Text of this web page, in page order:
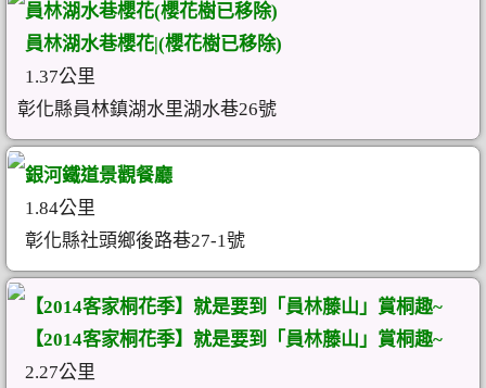
員林湖水巷櫻花(櫻花樹已移除)
員林湖水巷櫻花|(櫻花樹已移除)
1.37公里
彰化縣員林鎮湖水里湖水巷26號
銀河鐵道景觀餐廳
1.84公里
彰化縣社頭鄉後路巷27-1號
【2014客家桐花季】就是要到「員林藤山」賞桐趣~
【2014客家桐花季】就是要到「員林藤山」賞桐趣~
2.27公里